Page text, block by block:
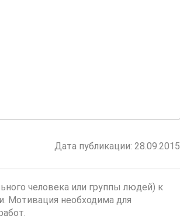
Дата публикации: 28.09.2015
человека или группы людей) к
Мотивация необходима для